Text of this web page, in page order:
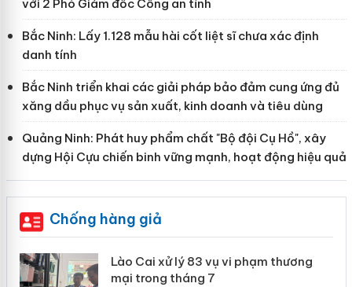
với 2 Phó Giám đốc Công an tỉnh
Bắc Ninh: Lấy 1.128 mẫu hài cốt liệt sĩ chưa xác định
danh tính
Bắc Ninh triển khai các giải pháp bảo đảm cung ứng đủ
xăng dầu phục vụ sản xuất, kinh doanh và tiêu dùng
Quảng Ninh: Phát huy phẩm chất "Bộ đội Cụ Hồ", xây
dựng Hội Cựu chiến binh vững mạnh, hoạt động hiệu quả
Chống hàng giả
Lào Cai xử lý 83 vụ vi phạm thương
mại trong tháng 7